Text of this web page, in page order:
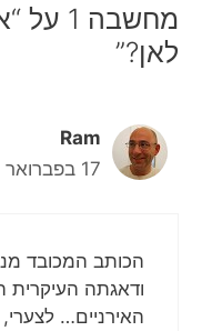
מחשבה
לאן?”
Ram
17 בפברואר 2017 בשעה 15:14
הכותב המכובד
ודאגתה העיקרית
האירניים…